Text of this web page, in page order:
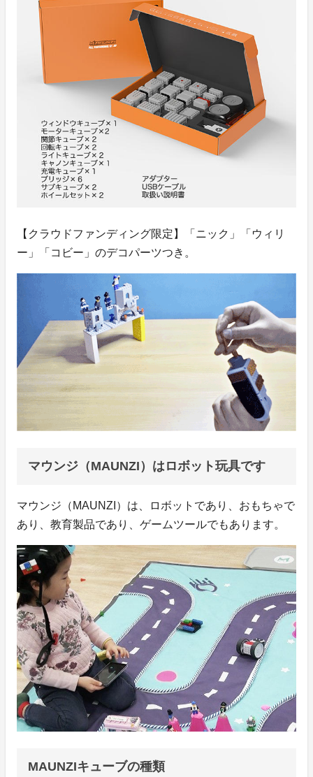
【クラウドファンディング限定】「ニック」「ウィリ
ー」「コビー」のデコパーツつき。
マウンジ（MAUNZI）はロボット玩具です
マウンジ（MAUNZI）は、ロボットであり、おもちゃで
あり、教育製品であり、ゲームツールでもあります。
MAUNZIキューブの種類